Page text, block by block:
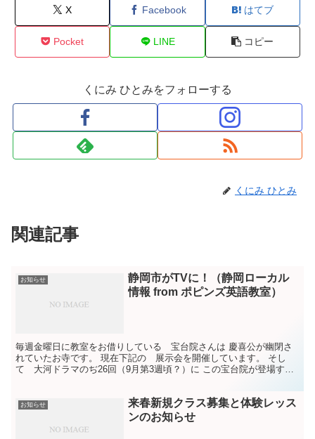
X Facebook はてブ
Pocket LINE コピー
くにみ ひとみをフォローする
くにみ ひとみ
関連記事
お知らせ
静岡市がTVに！（静岡ローカル
情報 from ポピンズ英語教室）
毎週金曜日に教室をお借りしている 宝台院さんは 慶喜公が幽閉さ
れていたお寺です。 現在下記の 展示会を開催しています。 そし
て 大河ドラマのぢ26回（9月第3週頃？）に この宝台院が登場する
お知らせ
来春新規クラス募集と体験レッス
ンのお知らせ